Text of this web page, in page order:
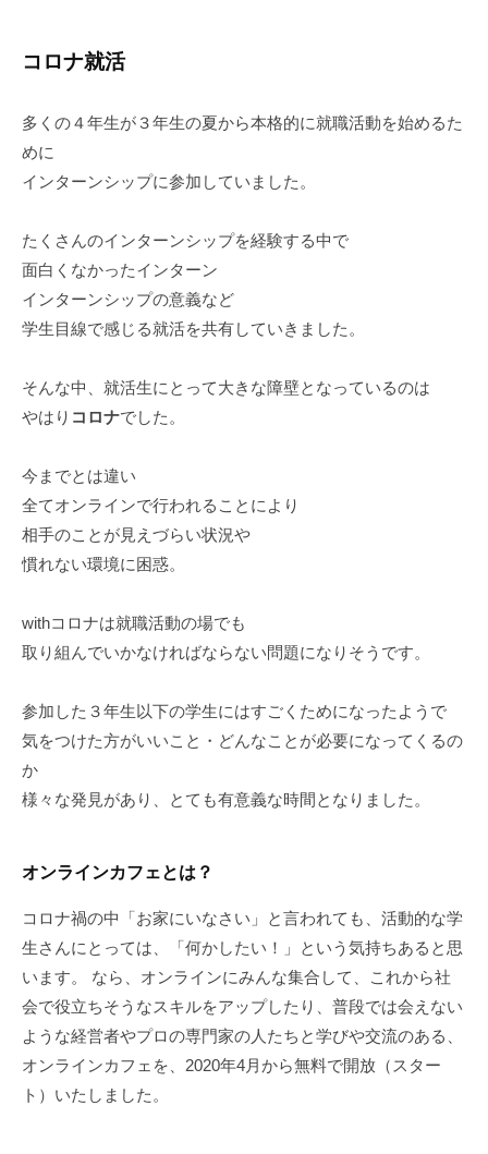
コロナ就活
多くの４年生が３年生の夏から本格的に就職活動を始めるた
めに
インターンシップに参加していました。
たくさんのインターンシップを経験する中で
面白くなかったインターン
インターンシップの意義など
学生目線で感じる就活を共有していきました。
そんな中、就活生にとって大きな障壁となっているのは
やはり コロナでした。
今までとは違い
全てオンラインで行われることにより
相手のことが見えづらい状況や
慣れない環境に困惑。
withコロナは就職活動の場でも
取り組んでいかなければならない問題になりそうです。
参加した３年生以下の学生にはすごくためになったようで
気をつけた方がいいこと・どんなことが必要になってくるの
か
様々な発見があり、とても有意義な時間となりました。
オンラインカフェとは？
コロナ禍の中「お家にいなさい」と言われても、活動的な学
生さんにとっては、「何かしたい！」という気持ちあると思
います。 なら、オンラインにみんな集合して、これから社
会で役立ちそうなスキルをアップしたり、普段では会えない
ような経営者やプロの専門家の人たちと学びや交流のある、
オンラインカフェを、2020年4月から無料で開放（スター
ト）いたしました。